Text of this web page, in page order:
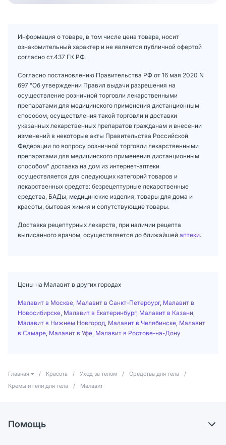
Информация о товаре, в том числе цена товара, носит
ознакомительный характер и не является публичной офертой
согласно ст.437 ГК РФ.
Согласно постановлению Правительства РФ от 16 мая 2020 N
697 "Об утверждении Правил выдачи разрешения на
осуществление розничной торговли лекарственными
препаратами для медицинского применения дистанционным
способом, осуществления такой торговли и доставки
указанных лекарственных препаратов гражданам и внесении
изменений в некоторые акты Правительства Российской
Федерации по вопросу розничной торговли лекарственными
препаратами для медицинского применения дистанционным
способом" доставка на дом из интернет-аптеки
осуществляется для следующих категорий товаров и
лекарственных средств: безрецептурные лекарственные
средства, БАДы, медицинские изделия, товары для дома и
красоты, бытовая химия и сопутствующие товары.
Доставка рецептурных лекарств, при наличии рецепта
выписанного врачом, осуществляется до ближайшей аптеки.
Цены на Малавит в других городах
Малавит в Москве Малавит в Санкт-Петербург, Малавит в
Новосибирске Малавит в Екатеринбург, Малавит в Казани
Малавит в Нижнем Новгород Малавит в Челябинске Малавит
в Самаре Малавит в Уфе Малавит в Ростове-на-Дону
Главная / Красота / Уход за телом / Средства для тела
/
Кремы и гели для тела
/ Малавит
Помощь